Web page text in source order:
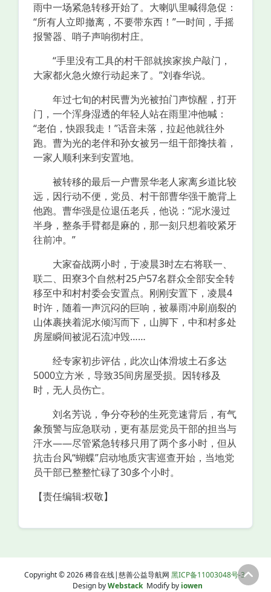
雨中一场紧急转移开始了。大喇叭里喊得急促：
“所有人立即撤离，不要带东西！”一时间，手摇
报警器、哨子声响彻村庄。
“手里没有工具的村干部就挨家挨户敲门，
大家都火急火燎行动起来了。”刘春华说。
年过七旬的村民曹为光被拍门声惊醒，打开
门，一个浑身湿透的年轻人站在雨里冲他喊：
“老伯，快跟我走！”话音未落，拉起他就往外
跑。曹为光的老伴和孙女被另一组干部搀扶着，
一家人顺利来到安置地。
被转移的最后一户曹景华老人家离乡道比较
远，因行动不便，党员、村干部曹华强干脆背上
他跑。曹华强是位退伍老兵，他说：“泥水漫过
半身，整条手臂都是麻的，那一刻只想着咬紧牙
往前冲。”
大家奋战两小时，于凌晨3时左右将联一、
联二、田寮3个自然村25户57名群众全部安全转
移至中和村村委会安置点。刚刚安置下，凌晨4
时许，随着一声沉闷的巨响，被暴雨冲刷崩裂的
山体裹挟着泥水倾泻而下，山脚下，中和村多处
房屋瞬间被泥石流冲毁……
经专家初步评估，此次山体滑坡土石多达
5000立方米，导致35间房屋受损。因转移及
时，无人员伤亡。
刘名芳说，争分夺秒的生死竞速背后，有气
象预警与应急联动，更有基层党员干部的担当与
汗水——尽管紧急转移只用了两个多小时，但从
抗击台风“蝴蝶”启动地质灾害巡查开始，当地党
员干部已整整忙碌了30多个小时。
【责任编辑:权敬】
Copyright © 2026 稀音在线|慈善公益导航网 黑ICP备11003048号-3
Design byWebstackModify by iowen